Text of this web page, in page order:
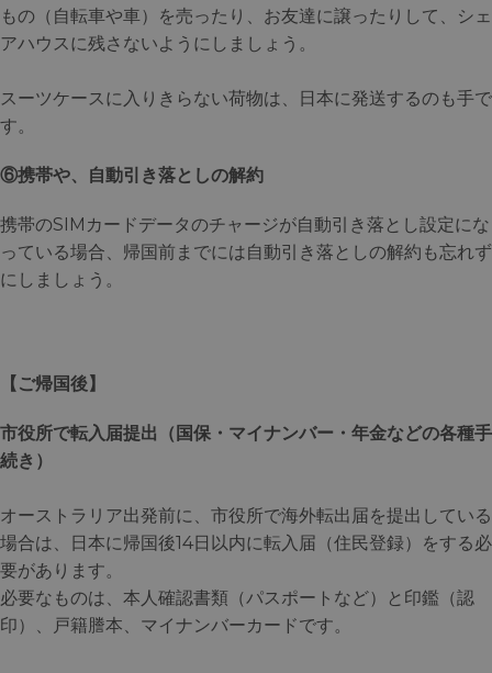
もの（自転車や車）を売ったり、お友達に譲ったりして、シェ
アハウスに残さないようにしましょう。
スーツケースに入りきらない荷物は、日本に発送するのも手で
す。
⑥携帯や、自動引き落としの解約
携帯のSIMカードデータのチャージが自動引き落とし設定にな
っている場合、帰国前までには自動引き落としの解約も忘れず
にしましょう。
【ご帰国後】
市役所で転入届提出（国保・マイナンバー・年金などの各種手
続き）
オーストラリア出発前に、市役所で海外転出届を提出している
場合は、日本に帰国後14日以内に転入届（住民登録）をする必
要があります。
必要なものは、本人確認書類（パスポートなど）と印鑑（認
印）、戸籍謄本、マイナンバーカードです。